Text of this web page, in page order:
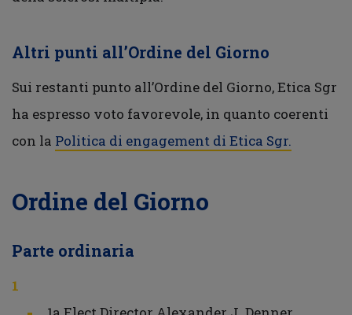
Altri punti all’Ordine del Giorno
Sui restanti punto all’Ordine del Giorno, Etica Sgr
ha espresso voto favorevole, in quanto coerenti
con la Politica di engagement di Etica Sgr.
Ordine del Giorno
Parte ordinaria